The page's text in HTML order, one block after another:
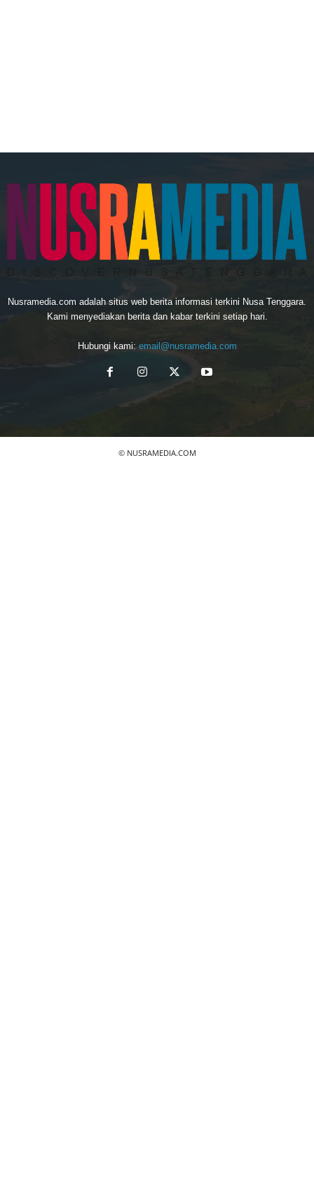
Nusramedia.com adalah situs web berita informasi terkini Nusa Tenggara.
Kami menyediakan berita dan kabar terkini setiap hari.
Hubungi kami: email@nusramedia.com
© NUSRAMEDIA.COM